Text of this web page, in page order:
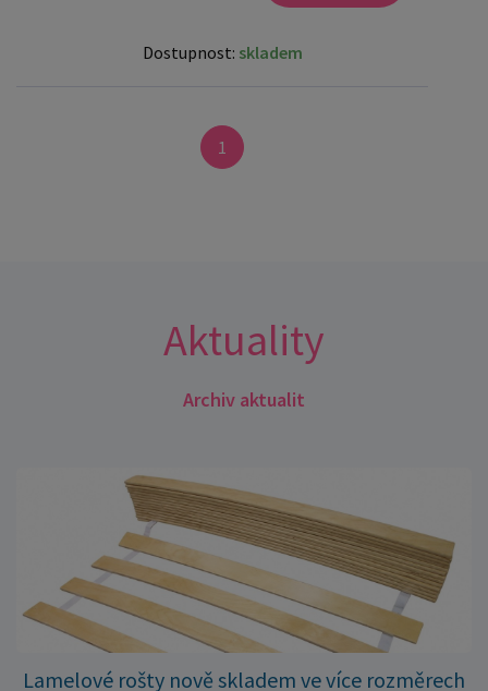
Dostupnost: skladem
1
Aktuality
Archiv aktualit
Lamelové rošty nově skladem ve více rozměrech